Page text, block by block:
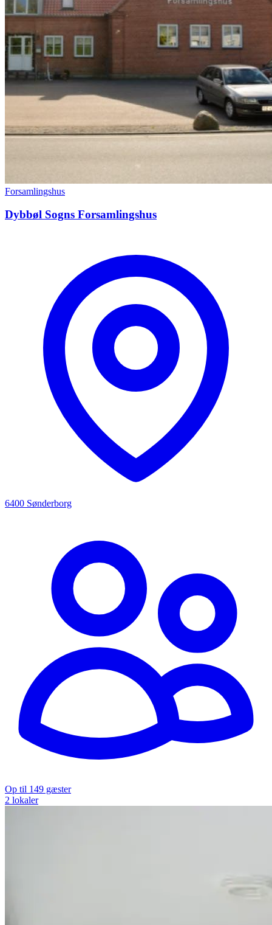
Forsamlingshus
Dybbøl Sogns Forsamlingshus
6400 Sønderborg
Op til 149 gæster
2 lokaler